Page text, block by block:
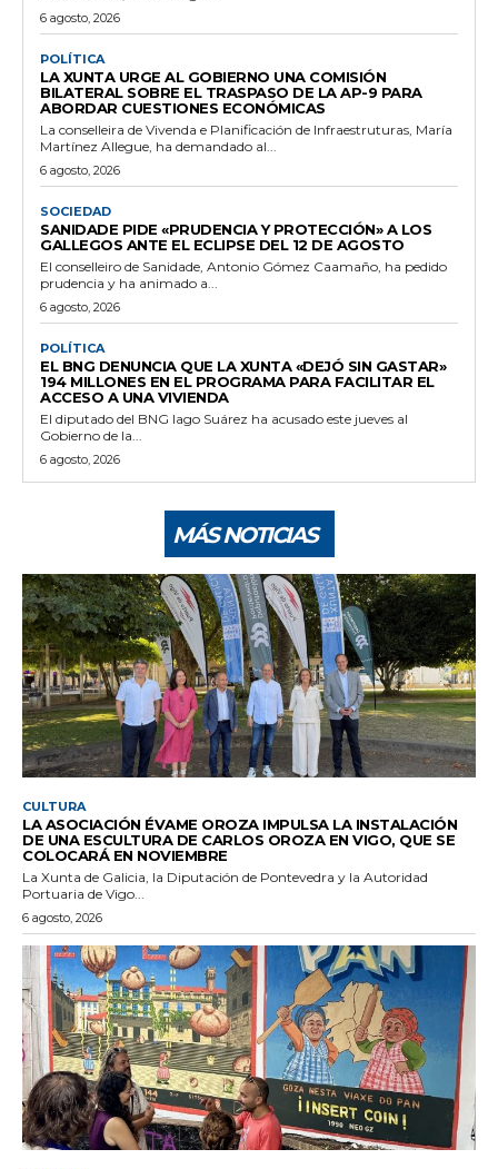
6 agosto, 2026
POLÍTICA
LA XUNTA URGE AL GOBIERNO UNA COMISIÓN
BILATERAL SOBRE EL TRASPASO DE LA AP-9 PARA
ABORDAR CUESTIONES ECONÓMICAS
La conselleira de Vivenda e Planificación de Infraestruturas, María
Martínez Allegue, ha demandado al...
6 agosto, 2026
SOCIEDAD
SANIDADE PIDE «PRUDENCIA Y PROTECCIÓN» A LOS
GALLEGOS ANTE EL ECLIPSE DEL 12 DE AGOSTO
El conselleiro de Sanidade, Antonio Gómez Caamaño, ha pedido
prudencia y ha animado a...
6 agosto, 2026
POLÍTICA
EL BNG DENUNCIA QUE LA XUNTA «DEJÓ SIN GASTAR»
194 MILLONES EN EL PROGRAMA PARA FACILITAR EL
ACCESO A UNA VIVIENDA
El diputado del BNG Iago Suárez ha acusado este jueves al
Gobierno de la...
6 agosto, 2026
MÁS NOTICIAS
CULTURA
LA ASOCIACIÓN ÉVAME OROZA IMPULSA LA INSTALACIÓN
DE UNA ESCULTURA DE CARLOS OROZA EN VIGO, QUE SE
COLOCARÁ EN NOVIEMBRE
La Xunta de Galicia, la Diputación de Pontevedra y la Autoridad
Portuaria de Vigo...
6 agosto, 2026